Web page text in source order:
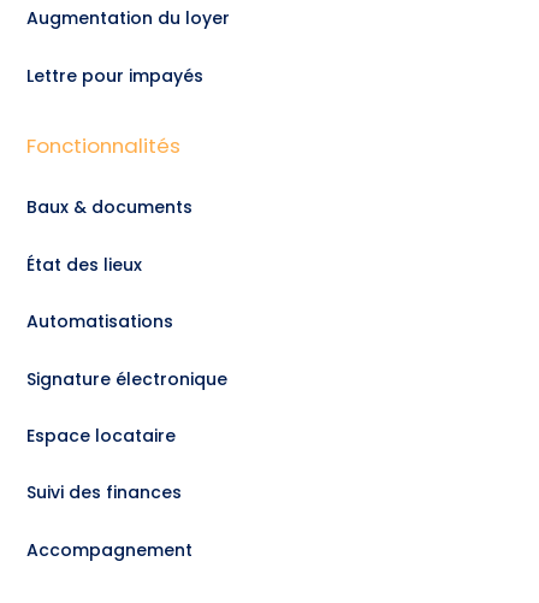
Augmentation du loyer
Lettre pour impayés
Fonctionnalités
Baux & documents
État des lieux
Automatisations
Signature électronique
Espace locataire
Suivi des finances
Accompagnement